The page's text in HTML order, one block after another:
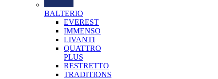
BALTERIO
EVEREST
IMMENSO
LIVANTI
QUATTRO
PLUS
RESTRETTO
TRADITIONS